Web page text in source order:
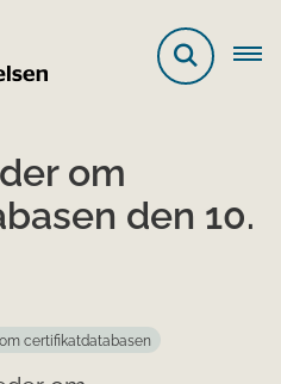
om
den 10.
certifikatdatabasen